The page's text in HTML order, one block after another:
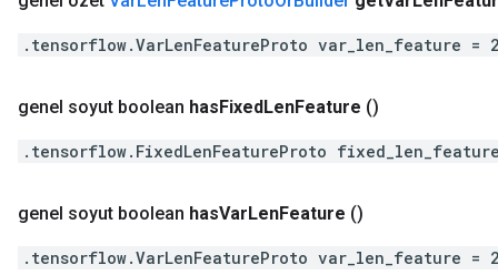
.tensorflow.VarLenFeatureProto var_len_feature =
genel soyut boolean hasFixedLenFeature ()
.tensorflow.FixedLenFeatureProto
genel soyut boolean hasVarLenFeature ()
.tensorflow.VarLenFeatureProto var_len_feature =